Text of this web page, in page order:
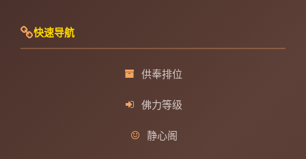
快速导航
供奉排位
佛力等级
静心阁